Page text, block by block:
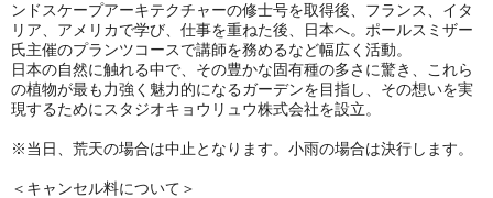
ンドスケープアーキテクチャーの修士号を取得後、フランス、イタ
リア、アメリカで学び、仕事を重ねた後、日本へ。ポールスミザー
氏主催のプランツコースで講師を務めるなど幅広く活動。
日本の自然に触れる中で、その豊かな固有種の多さに驚き、これら
の植物が最も力強く魅力的になるガーデンを目指し、その想いを実
現するためにスタジオキョウリュウ株式会社を設立。
※当日、荒天の場合は中止となります。小雨の場合は決行します。
＜キャンセル料について＞